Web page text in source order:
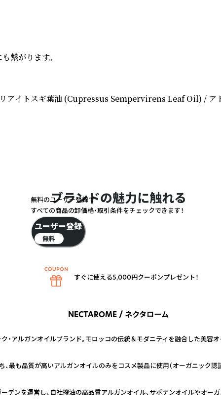
繋がります。
スギ葉油 (Cupressus Sempervirens Leaf Oil) /
ブランドの魅力に触れる
NECTAROME / ネクタローム
・アルガンオイルブランド。モロッコの伝統＆モダニティを融合した美容
最も品質が高いアルガンオイルのみをコスメ製品に使用（オーガニック認証
デンを運営し、自社搾油の高品質アルガンオイル、サボテンオイルやオー
無料のユーザー登録で
すべての商品の卸価格・取引条件をチェックできます！
ユーザー登録
無料
すぐに使える5,000円クーポンプレゼント！